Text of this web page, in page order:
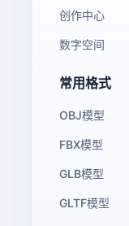
创作中心
数字空间
常用格式
OBJ模型
FBX模型
GLB模型
GLTF模型